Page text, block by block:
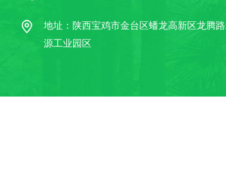
地址：陕西宝鸡市金台区蟠龙高新区龙腾
源工业园区